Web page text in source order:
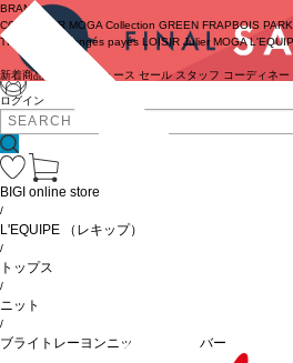
ログイン
BRAND
COUTURIER MOGA Collection GREEN FRAPBOIS PARK
TRISTESSE
congés payés LOISIR Julier MOGA
新着商品 ニュース セール スタッフ コーディネー
BIGI online store
/
L'EQUIPE （レキップ）
/
トップス
/
ニット
/
ブライトレーヨンニットプルオーバー